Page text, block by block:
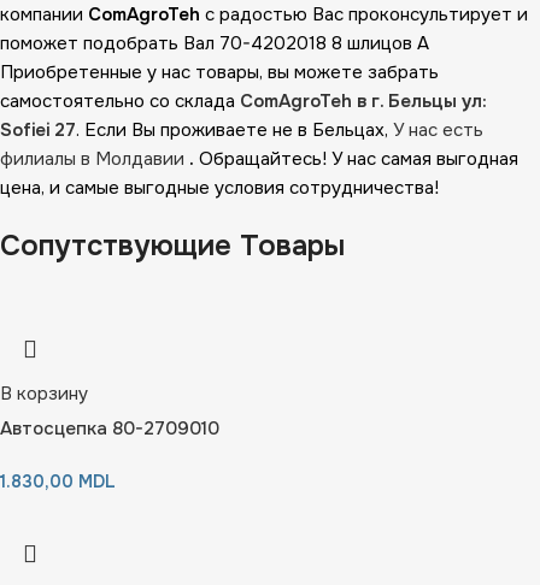
компании ComAgroTeh с радостью Вас проконсультирует и
поможет подобрать Вал 70-4202018 8 шлицов А
Приобретенные у нас товары, вы можете забрать
самостоятельно со склада ComAgroTeh в г. Бельцы ул:
Sofiei 27. Если Вы проживаете не в Бельцах, У нас есть
филиалы в Молдавии . Обращайтесь! У нас самая выгодная
цена, и самые выгодные условия сотрудничества!
Сопутствующие Товары
В корзину
Автосцепка 80-2709010
1.830,00 MDL